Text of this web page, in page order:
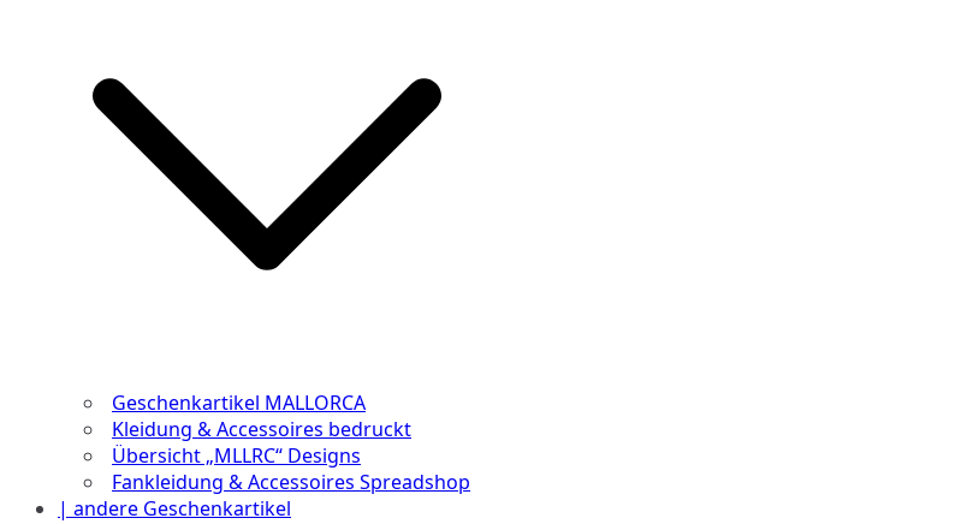
Geschenkartikel MALLORCA
Kleidung & Accessoires bedruckt
Übersicht „MLLRC“ Designs
Fankleidung & Accessoires Spreadshop
| andere Geschenkartikel